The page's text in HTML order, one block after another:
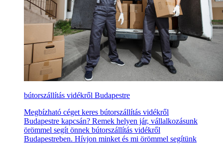
bútorszállítás vidékről Budapestre
Megbízható céget keres bútorszállítás vidékről
Budapestre kapcsán? Remek helyen jár, vállalkozásunk
örömmel segít önnek bútorszállítás vidékről
Budapestreben. Hívjon minket és mi örömmel segítünk